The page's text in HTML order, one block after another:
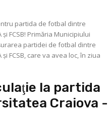
partida de fotbal dintre
şi FCSB! Primăria Municipiului
şi FCSB, care va avea loc, în ziua
la partida
Craiova -